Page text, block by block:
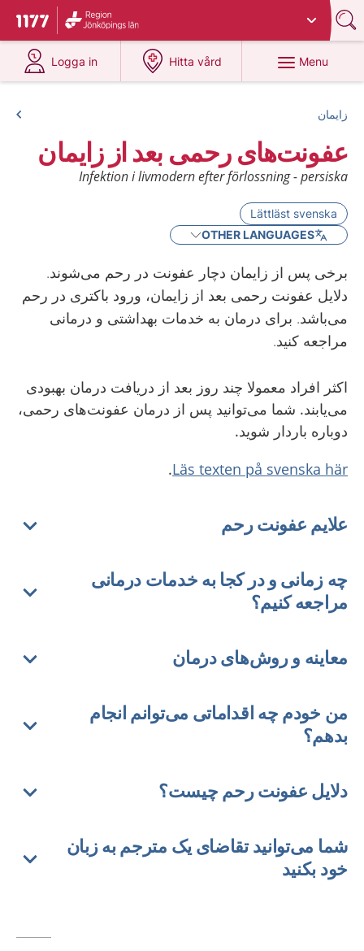
To start page for 1177
Du har valt region
Logga in
at 1177.se
Hitta vård
at 1177.se
Menu
زایمان
عفونت‌‌های رحمی بعد از زایمان
Infektion i livmodern efter förlossning - persiska
Lättläst svenska
OTHER LANGUAGES
برخی پس از زایمان دچار عفونت در رحم می‌‌شوند.
دلایل عفونت‌‌ رحمی بعد از زایمان، ورود باکتری در رحم
می‌‌باشد. برای درمان به خدمات بهداشتی و درمانی
مراجعه کنید.
اکثر افراد معمولا چند روز بعد از دریافت درمان بهبودی
می‌‌یابند. شما می‌‌توانید پس از درمان عفونت‌‌های رحمی،
دوباره باردار شوید.
Läs texten på svenska här
.
علایم عفونت‌‌ رحم
چه زمانی و در کجا به خدمات درمانی
مراجعه کنیم؟
معاینه و روش‌‌های درمان
من خودم چه اقداماتی می‌‌توانم انجام
بدهم؟
دلایل عفونت‌‌ رحم چیست؟
شما می‌توانید تقاضای یک مترجم به زبان
خود بکنید